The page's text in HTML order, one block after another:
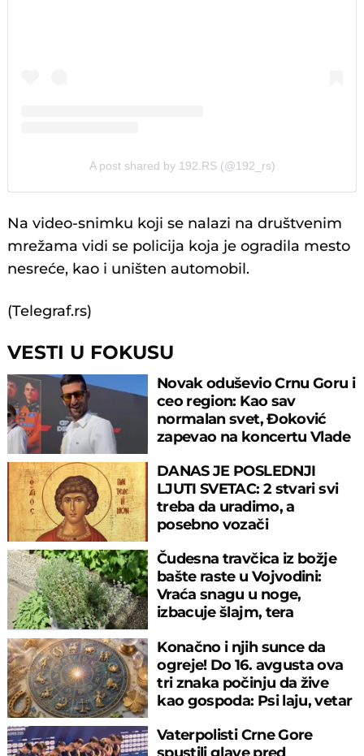
A post shared by 192.RS (@192_rs)
Na video-snimku koji se nalazi na društvenim
mrežama vidi se policija koja je ogradila mesto
nesreće, kao i uništen automobil.
(Telegraf.rs)
VESTI U FOKUSU
Novak oduševio Crnu Goru i
ceo region: Kao sav
normalan svet, Đoković
zapevao na koncertu Vlade
DANAS JE POSLEDNJI
LJUTI SVETAC: 2 stvari svi
treba da uradimo, a
posebno vozači
Čudesna travčica iz božje
bašte raste u Vojvodini:
Vraća snagu u noge,
izbacuje šlajm, tera
Konačno i njih sunce da
ogreje! Do 16. avgusta ova
tri znaka počinju da žive
kao gospoda: Psi laju, vetar
Vaterpolisti Crne Gore
spustili glave pred